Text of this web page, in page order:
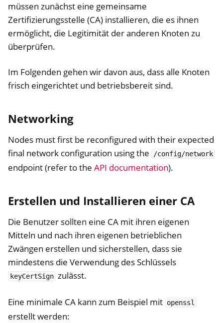
müssen zunächst eine gemeinsame
Zertifizierungsstelle (CA) installieren, die es ihnen
ermöglicht, die Legitimität der anderen Knoten zu
überprüfen.
Im Folgenden gehen wir davon aus, dass alle Knoten
frisch eingerichtet und betriebsbereit sind.
Networking
Nodes must first be reconfigured with their expected
final network configuration using the
/config/network
endpoint (refer to the API documentation).
Erstellen und Installieren einer CA
Die Benutzer sollten eine CA mit ihren eigenen
Mitteln und nach ihren eigenen betrieblichen
Zwängen erstellen und sicherstellen, dass sie
mindestens die Verwendung des Schlüssels
keyCertSign zulässt.
Eine minimale CA kann zum Beispiel mit openssl
erstellt werden: